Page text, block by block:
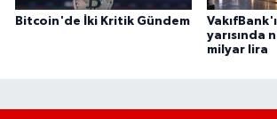
Bitcoin'de İki Kritik Gündem
yarısında
milyar lira